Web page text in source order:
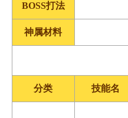
BOSS打法
神属材料
分类 技能名